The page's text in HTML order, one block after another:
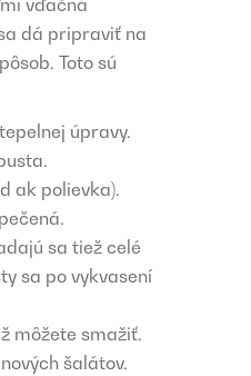
vďačná
dá pripraviť na
Toto sú
úpravy.
ak polievka).
sa tiež celé
sa po vykvasení
môžete smažiť.
šalátov.